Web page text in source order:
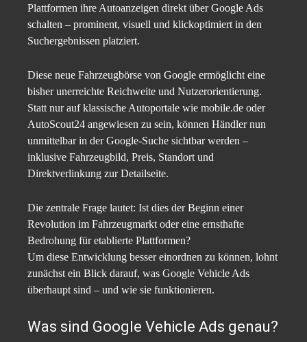
Plattformen ihre Autoanzeigen direkt über Google Ads
schalten – prominent, visuell und klickoptimiert in den
Suchergebnissen platziert.
Diese neue Fahrzeugbörse von Google ermöglicht eine
bisher unerreichte Reichweite und Nutzerorientierung.
Statt nur auf klassische Autoportale wie mobile.de oder
AutoScout24 angewiesen zu sein, können Händler nun
unmittelbar in der Google-Suche sichtbar werden –
inklusive Fahrzeugbild, Preis, Standort und
Direktverlinkung zur Detailseite.
Die zentrale Frage lautet: Ist dies der Beginn einer
Revolution im Fahrzeugmarkt oder eine ernsthafte
Bedrohung für etablierte Plattformen?
Um diese Entwicklung besser einordnen zu können, lohnt
zunächst ein Blick darauf, was Google Vehicle Ads
überhaupt sind – und wie sie funktionieren.
Was sind Google Vehicle Ads genau?